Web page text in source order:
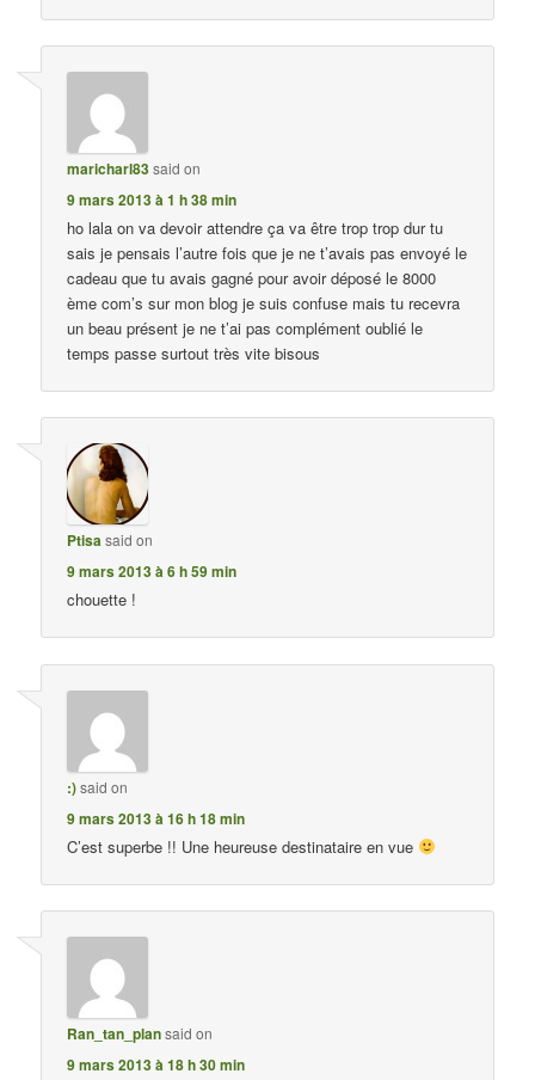
maricharl83said on
9 mars 2013 à 1 h 38 min
ho lala on va devoir attendre ça va être trop trop dur tu
sais je pensais l’autre fois que je ne t’avais pas envoyé le
cadeau que tu avais gagné pour avoir déposé le 8000
ème com’s sur mon blog je suis confuse mais tu recevra
un beau présent je ne t’ai pas complément oublié le
temps passe surtout très vite bisous
Ptisasaid on
9 mars 2013 à 6 h 59 min
chouette !
:)said on
9 mars 2013 à 16 h 18 min
C’est superbe !! Une heureuse destinataire en vue
Ran_tan_plansaid on
9 mars 2013 à 18 h 30 min